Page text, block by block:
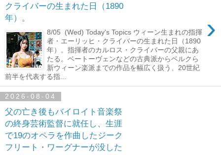
クライバーの生まれた日（1890
年）。
›
8/05 (Wed) Today's Topics ウィーン生まれの指揮
者・エーリッヒ・クライバーの生まれた日（1890
年）。指揮者のカルロス・クライバーの父親にあ
たる。ベートーヴェンなどの古典派からベルクら
新ウィーン楽派までの作品を幅広く扱う、20世紀
前半を代表する指...
2026-08-04
父の亡き後もバイロイト音楽祭
の終身芸術監督に就任し、生涯
で19のオペラを作曲したジーク
フリート・ワーグナーが没した